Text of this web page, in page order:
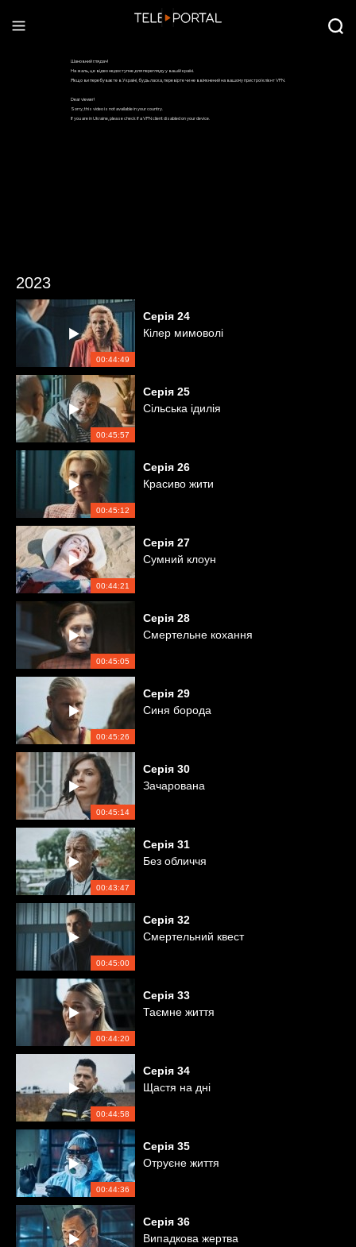
2023
00:44:49
Серія 24
Кілер мимоволі
00:45:57
Серія 25
Сільська ідилія
00:45:12
Серія 26
Красиво жити
00:44:21
Серія 27
Сумний клоун
00:45:05
Серія 28
Смертельне кохання
00:45:26
Серія 29
Синя борода
00:45:14
Серія 30
Зачарована
00:43:47
Серія 31
Без обличчя
00:45:00
Серія 32
Смертельний квест
00:44:20
Серія 33
Таємне життя
00:44:58
Серія 34
Щастя на дні
00:44:36
Серія 35
Отруєне життя
Серія 36
Випадкова жертва